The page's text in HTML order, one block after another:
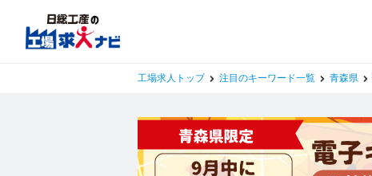
工場求人トップ 注目のキーワード一覧 青森県